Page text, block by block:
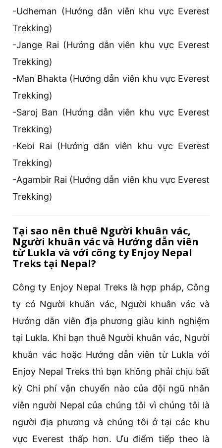
-Udheman (Hướng dẫn viên khu vực Everest
Trekking)
-Jange Rai (Hướng dẫn viên khu vực Everest
Trekking)
-Man Bhakta (Hướng dẫn viên khu vực Everest
Trekking)
-Saroj Ban (Hướng dẫn viên khu vực Everest
Trekking)
-Kebi Rai (Hướng dẫn viên khu vực Everest
Trekking)
-Agambir Rai (Hướng dẫn viên khu vực Everest
Trekking)
Tại sao nên thuê Người khuân vác,
Người khuân vác và Hướng dẫn viên
từ Lukla và với công ty Enjoy Nepal
Treks tại Nepal?
Công ty Enjoy Nepal Treks là hợp pháp, Công
ty có Người khuân vác, Người khuân vác và
Hướng dẫn viên địa phương giàu kinh nghiệm
tại Lukla. Khi bạn thuê Người khuân vác, Người
khuân vác hoặc Hướng dẫn viên từ Lukla với
Enjoy Nepal Treks thì bạn không phải chịu bất
kỳ Chi phí vận chuyển nào của đội ngũ nhân
viên người Nepal của chúng tôi vì chúng tôi là
người địa phương và chúng tôi ở tại các khu
vực Everest thấp hơn. Ưu điểm tiếp theo là